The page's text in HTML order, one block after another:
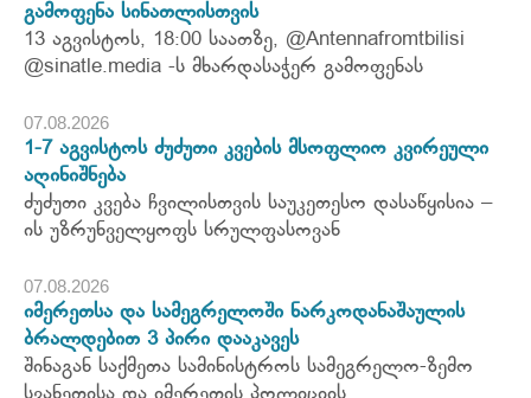
გამოფენა სინათლისთვის
13 აგვისტოს, 18:00 საათზე, @Antennafromtbilisi
@sinatle.media -ს მხარდასაჭერ გამოფენას
07.08.2026
1-7 აგვისტოს ძუძუთი კვების მსოფლიო კვირეული
აღინიშნება
ძუძუთი კვება ჩვილისთვის საუკეთესო დასაწყისია –
ის უზრუნველყოფს სრულფასოვან
07.08.2026
იმერეთსა და სამეგრელოში ნარკოდანაშაულის
ბრალდებით 3 პირი დააკავეს
შინაგან საქმეთა სამინისტროს სამეგრელო-ზემო